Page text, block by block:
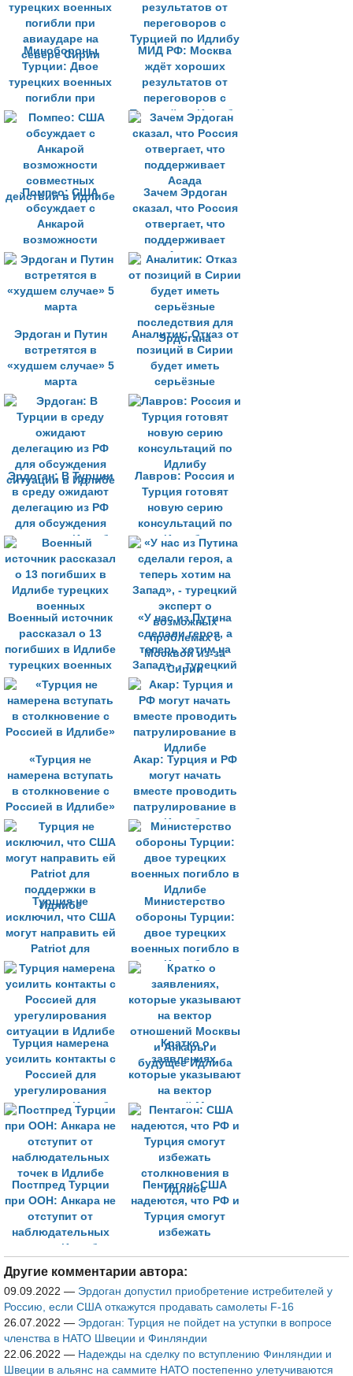
Минобороны
Турции: Двое
турецких военных
погибли при
авиаударе на
севере Сирии
МИД РФ: Москва
ждёт хороших
результатов от
переговоров с
Турцией по Идлибу
Помпео: США
обсуждает с
Анкарой
возможности
совместных
действий в Идлибе
Зачем Эрдоган
сказал, что Россия
отвергает, что
поддерживает
Асада
Эрдоган и Путин
встретятся в
«худшем случае» 5
марта
Аналитик: Отказ от
позиций в Сирии
будет иметь
серьёзные
последствия для
Эрдогана
Эрдоган: В Турции
в среду ожидают
делегацию из РФ
для обсуждения
ситуации в Идлибе
Лавров: Россия и
Турция готовят
новую серию
консультаций по
Идлибу
Военный источник
рассказал о 13
погибших в Идлибе
турецких военных
«У нас из Путина
сделали героя, а
теперь хотим на
Запад», - турецкий
эксперт о
возможных
проблемах с
Москвой из-за
Сирии
«Турция не
намерена вступать
в столкновение с
Россией в Идлибе»
Акар: Турция и РФ
могут начать
вместе проводить
патрулирование в
Идлибе
Турция не
исключил, что США
могут направить ей
Patriot для
поддержки в
Идлибе
Министерство
обороны Турции:
двое турецких
военных погибло в
Идлибе
Турция намерена
усилить контакты с
Россией для
урегулирования
ситуации в Идлибе
Кратко о
заявлениях,
которые указывают
на вектор
отношений Москвы
и Анкары и
будущее Идлиба
Постпред Турции
при ООН: Анкара не
отступит от
наблюдательных
точек в Идлибе
Пентагон: США
надеются, что РФ и
Турция смогут
избежать
Другие комментарии автора:
09.09.2022 — Эрдоган допустил приобретение истребителей у
Россию, если США откажутся продавать самолеты F-16
26.07.2022 — Эрдоган: Турция не пойдет на уступки в вопросе
членства в НАТО Швеции и Финляндии
22.06.2022 — Надежды на сделку по вступлению Финляндии и
Швеции в альянс на саммите НАТО постепенно улетучиваются